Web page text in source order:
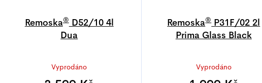
Remoska®D52/10 4l
Dua
hodnocení
Vyprodáno
Remoska®P31F/02 2l
Prima Glass Black
hodnocení
Vyprodáno